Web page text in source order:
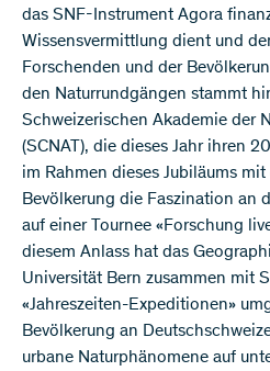
das SNF-Instrument Agora
Wissensvermittlung dient und
Forschenden und der
den Naturrundgängen stammt
Schweizerischen Akademie der
(SCNAT), die dieses Jahr ihren
im Rahmen dieses Jubiläums
Bevölkerung die Faszination an
auf einer Tournee «Forschung
diesem Anlass hat das
Universität Bern zusammen mit
«Jahreszeiten-Expeditionen»
Bevölkerung an
urbane Naturphänomene auf